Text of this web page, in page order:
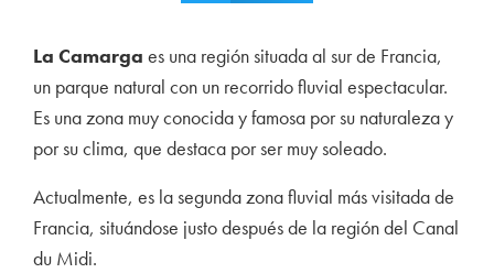
La Camarga es una región situada al sur de Francia,
un parque natural con un recorrido fluvial espectacular.
Es una zona muy conocida y famosa por su naturaleza y
por su clima, que destaca por ser muy soleado.
Actualmente, es la segunda zona fluvial más visitada de
Francia, situándose justo después de la región del Canal
du Midi.